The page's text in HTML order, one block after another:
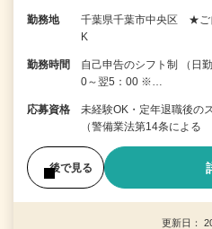
勤務地
千葉県千葉市中央区 ★ご
K
勤務時間
自己申告のシフト制 （日
0～翌5：00 ※…
応募資格
未経験OK・定年退職後の
（警備業法第14条による
後で見る
更新日：